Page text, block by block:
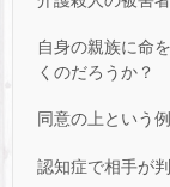
自身の親族に命
くのだろうか？
同意の上という
認知症で相手が